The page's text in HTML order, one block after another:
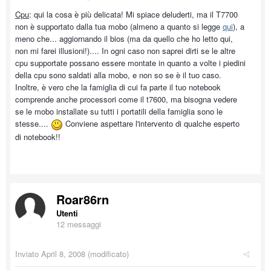
Cpu: qui la cosa è più delicata! Mi spiace deluderti, ma il T7700
non è supportato dalla tua mobo (almeno a quanto si legge qui), a
meno che... aggiornando il bios (ma da quello che ho letto qui,
non mi farei illusioni!).... In ogni caso non saprei dirti se le altre
cpu supportate possano essere montate in quanto a volte i piedini
della cpu sono saldati alla mobo, e non so se è il tuo caso.
Inoltre, è vero che la famiglia di cui fa parte il tuo notebook
comprende anche processori come il t7600, ma bisogna vedere
se le mobo installate su tutti i portatili della famiglia sono le
stesse....
Conviene aspettare l'intervento di qualche esperto
di notebook!!
Roar86rn
Utenti
12 messaggi
Inviato April 8, 2008 (modificato)